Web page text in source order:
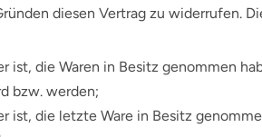
diesen Vertrag zu widerrufen.
die Waren in Besitz genommen
bzw. werden;
die letzte Ware in Besitz